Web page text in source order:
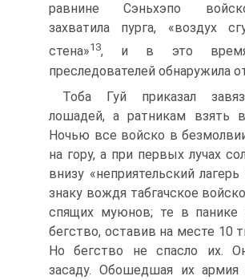
равнине Сэньхэпо
захватила пурга, «воздух
стена»13, и в это время
преследователей обнаружила
Тоба Гуй приказал
лошадей, а ратникам взять
Ночью все войско в
на гору, а при первых лучах
внизу «неприя­тельский
знаку вождя табгачское
спящих муюнов; те в панике
бег­ство, оставив на месте 10
Но бегство не спас­ло их.
засаду. Обошедшая их армия